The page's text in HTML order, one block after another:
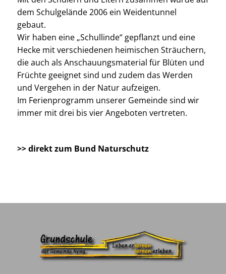
dem Schulgelände 2006 ein Weidentunnel
gebaut.
Wir haben eine „Schullinde“ gepflanzt und eine
Hecke mit verschiedenen heimischen Sträuchern,
die auch als Anschauungsmaterial für Blüten und
Früchte geeignet sind und zudem das Werden
und Vergehen in der Natur aufzeigen.
Im Ferienprogramm unserer Gemeinde sind wir
immer mit drei bis vier Angeboten vertreten.
>> direkt zum Bund Naturschutz